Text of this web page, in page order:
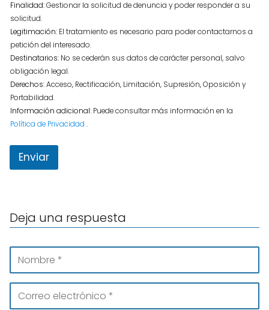
Finalidad:Gestionar la solicitud de denuncia y poder responder a su
solicitud.
Legitimación: El tratamiento es necesario para poder contactarnos a
petición del interesado.
Destinatarios: No se cederán sus datos de carácter personal, salvo
obligación legal.
Derechos:Acceso, Rectificación, Limitación, Supresión, Oposición y
Portabilidad.
Información adicional: Puede consultar más información en la
Política de Privacidad .
Enviar
Deja una respuesta